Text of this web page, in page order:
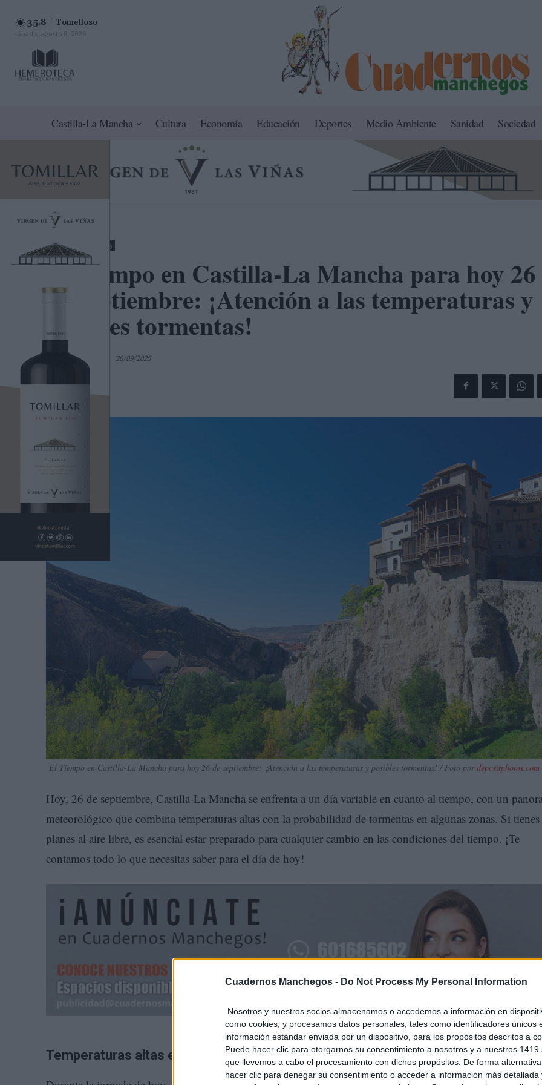
Cuadernos Manchegos - Do Not Process My Personal Information
Nosotros y nuestros socios almacenamos o accedemos a información en
como cookies, y procesamos datos personales, tales como identificadores únicos
información estándar enviada por un dispositivo, para los propósitos descritos a
Puede hacer clic para otorgarnos su consentimiento a nosotros y a nuestros 1419
que llevemos a cabo el procesamiento con dichos propósitos. De forma
hacer clic para denegar su consentimiento o acceder a información más detallada
35.8 C Tomelloso
sábado, agosto 8, 2026
Castilla-La Mancha Cultura Economía Educación Deportes Medio Ambiente Sanidad Sociedad
Tiempo Toledo
El Tiempo en Castilla-La Mancha para hoy 26
de septiembre: ¡Atención a las temperaturas y
posibles tormentas!
C. Manchegos 26/09/2025
El Tiempo en Castilla-La Mancha para hoy 26 de septiembre: ¡Atención a las temperaturas y posibles tormentas! / Foto pordepositphotos.com
Hoy, 26 de septiembre, Castilla-La Mancha se enfrenta a un día variable en cuanto al tiempo, con un
meteorológico que combina temperaturas altas con la probabilidad de tormentas en algunas zonas. Si tienes
planes al aire libre, es esencial estar preparado para cualquier cambio en las condiciones del tiempo. ¡Te
contamos todo lo que necesitas saber para el día de hoy!
Temperaturas altas en todo Castilla-La Mancha